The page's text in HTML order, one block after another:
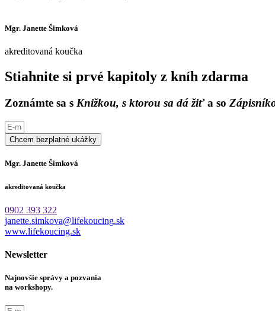
Mgr. Janette Šimková
akreditovaná koučka
Stiahnite si prvé kapitoly z kníh zdarma
Zoznámte sa s Knižkou, s ktorou sa dá žiťa so
Chcem bezplatné ukážky
Mgr. Janette Šimková
akreditovaná koučka
0902 393 322
janette.simkova@lifekoucing.sk
www.lifekoucing.sk
Newsletter
Najnovšie správy a pozvania
na workshopy.